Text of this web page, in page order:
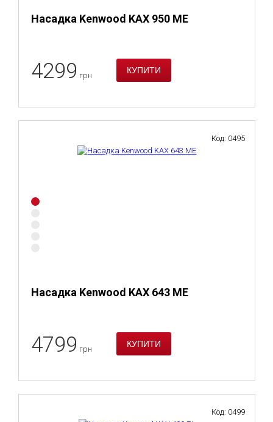
Насадка Kenwood KAX 950 ME
4299 грн
Насадка Kenwood KAX 643 ME
Код: 0495
4799 грн
Код: 0499